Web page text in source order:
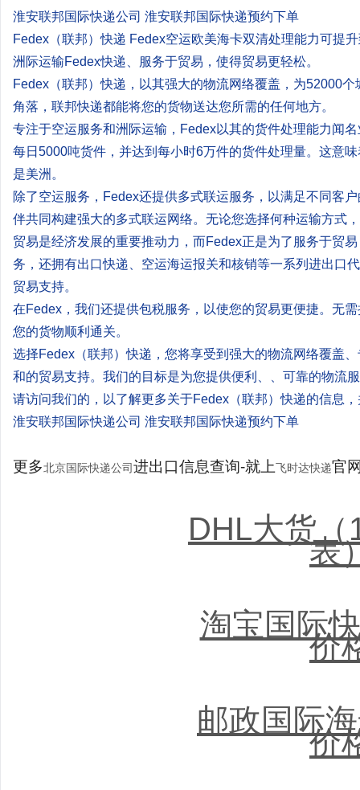
淮安联邦国际快递公司 淮安联邦国际快递预约下单
Fedex（联邦）快递 Fedex空运欧美海卡双清处理能力可提
洲际运输Fedex快递、服务于贸易，使得贸易更轻松。
Fedex（联邦）快递，以其强大的物流网络覆盖，为52000
角落，联邦快递都能将您的货物送达您所需的任何地方。
专注于空运服务和洲际运输，Fedex以其的货件处理能力闻
每日5000吨货件，并达到每小时6万件的货件处理量。这意
是美洲。
除了空运服务，Fedex还提供多式联运服务，以满足不同客
伴共同构建强大的多式联运网络。无论您选择何种运输方式
贸易是经济发展的重要推动力，而Fedex正是为了服务于贸
务，还拥有出口快递、空运海运报关和核销等一系列进出口
贸易支持。
在Fedex，我们还提供包税服务，以使您的贸易更便捷。无
您的货物顺利通关。
选择Fedex（联邦）快递，您将享受到强大的物流网络覆盖
和的贸易支持。我们的目标是为您提供便利、、可靠的物流
请访问我们的，以了解更多关于Fedex（联邦）快递的信息
淮安联邦国际快递公司 淮安联邦国际快递预约下单
更多北京国际快递公司进出口信息查询-就上飞时达快递官
DHL大货（
表
淘宝国际
价
邮政国际
价